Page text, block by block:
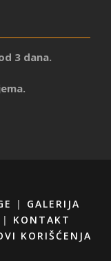
3 dana.
| GALERIJA
| KONTAKT
KORIŠĆENJA